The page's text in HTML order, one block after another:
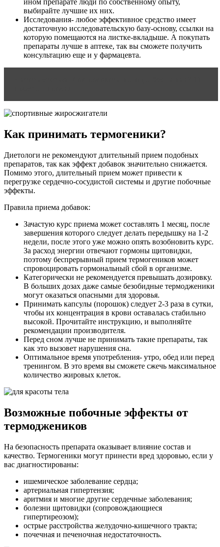
ином препарате люди по собственному опыту,
выбирайте лучшие их них.
Исследования- любое эффективное средство имеет
достаточную исследовательскую базу-основу, ссылки на
которую помещаются на листке-вкладыше. А покупать
препараты лучше в аптеке, так вы сможете получить
консультацию еще и у фармацевта.
Как принимать термогеники?
Диетологи не рекомендуют длительный прием подобных
препаратов, так как эффект добавок значительно снижается.
Помимо этого, длительный прием может привести к
перегрузке сердечно-сосудистой системы и другие побочные
эффекты.
Правила приема добавок:
Зачастую курс приема может составлять 1 месяц, после
завершения которого следует делать передышку на 1-2
недели, после этого уже можно опять возобновить курс.
За расход энергии отвечают гормоны щитовидки,
поэтому беспрерывный прием термогеников может
спровоцировать гормональный сбой в организме.
Категорически не рекомендуется превышать дозировку.
В больших дозах даже самые безобидные термодженики
могут оказаться опасными для здоровья.
Принимать капсулы (порошок) следует 2-3 раза в сутки,
чтобы их концентрация в крови оставалась стабильно
высокой. Прочитайте инструкцию, и выполняйте
рекомендации производителя.
Перед сном лучше не принимать такие препараты, так
как это вызовет нарушения сна.
Оптимальное время употребления- утро, обед или перед
тренингом. В это время вы сможете сжечь максимальное
количество жировых клеток.
Возможные побочные эффекты от
термоджеников
На безопасность препарата оказывает влияние состав и
качество. Термогеники могут принести вред здоровью, если у
вас диагностированы:
ишемическое заболевание сердца;
артериальная гипертензия;
аритмия и многие другие сердечные заболевания;
болезни щитовидки (сопровождающиеся
гипертиреозом);
острые расстройства желудочно-кишечного тракта;
почечная и печеночная недостаточность.